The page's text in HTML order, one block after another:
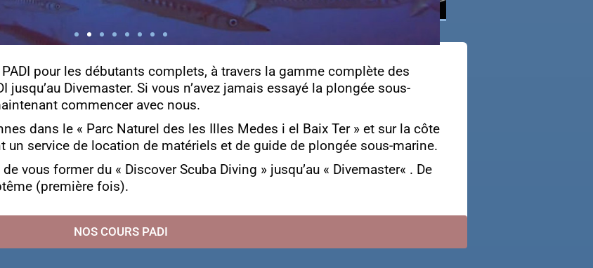
pour les débutants complets, à travers la gamme complète des
jusqu’au Divemaster. Si vous n’avez jamais essayé la plongée sous-
commencer avec nous.
dans le « Parc Naturel des les Illes Medes i el Baix Ter » et sur la côte
un service de location de matériels et de guide de plongée sous-marine.
vous former du « Discover Scuba Diving » jusqu’au « Divemaster« . De
(première fois).
NOS COURS PADI